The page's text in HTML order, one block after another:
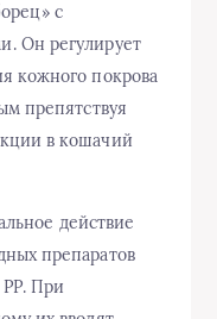
с
Он регулирует
кожного покрова
препятствуя
в кошачий
действие
препаратов
При